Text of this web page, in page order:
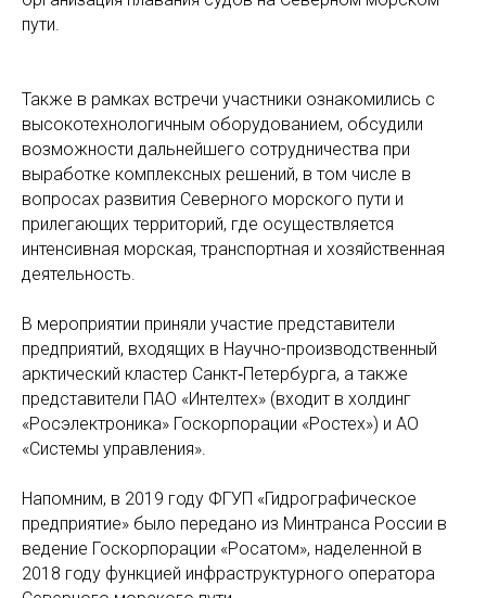
пути.
Также в рамках встречи участники ознакомились с
высокотехнологичным оборудованием, обсудили
возможности дальнейшего сотрудничества при
выработке комплексных решений, в том числе в
вопросах развития Северного морского пути и
прилегающих территорий, где осуществляется
интенсивная морская, транспортная и хозяйственная
деятельность.
В мероприятии приняли участие представители
предприятий, входящих в Научно-производственный
арктический кластер Санкт‑Петербурга, а также
представители ПАО «Интелтех» (входит в холдинг
«Росэлектроника» Госкорпорации «Ростех») и АО
«Системы управления».
Напомним, в 2019 году ФГУП «Гидрографическое
предприятие» было передано из Минтранса России в
ведение Госкорпорации «Росатом», наделенной в
2018 году функцией инфраструктурного оператора